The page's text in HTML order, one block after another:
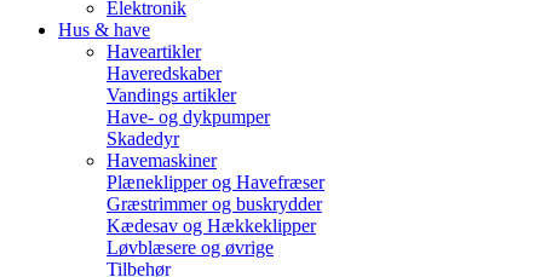
Elektronik
Hus & have
Haveartikler
Haveredskaber
Vandings artikler
Have- og dykpumper
Skadedyr
Havemaskiner
Plæneklipper og Havefræser
Græstrimmer og buskrydder
Kædesav og Hækkeklipper
Løvblæsere og øvrige
Tilbehør